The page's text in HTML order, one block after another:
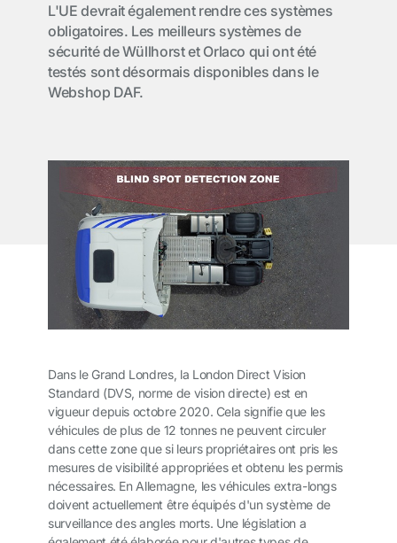
L'UE devrait également rendre ces systèmes
obligatoires. Les meilleurs systèmes de
sécurité de Wüllhorst et Orlaco qui ont été
testés sont désormais disponibles dans le
Webshop DAF.
Dans le Grand Londres, la London Direct Vision
Standard (DVS, norme de vision directe) est en
vigueur depuis octobre 2020. Cela signifie que les
véhicules de plus de 12 tonnes ne peuvent circuler
dans cette zone que si leurs propriétaires ont pris les
mesures de visibilité appropriées et obtenu les permis
nécessaires. En Allemagne, les véhicules extra-longs
doivent actuellement être équipés d'un système de
surveillance des angles morts. Une législation a